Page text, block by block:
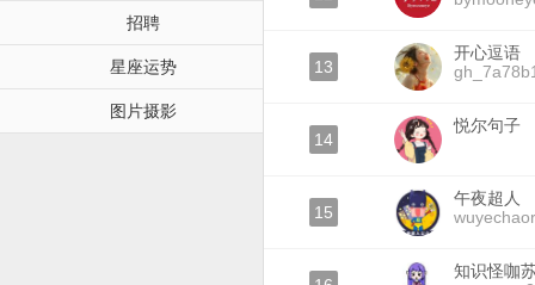
招聘
星座运势
图片摄影
13
开心逗语
14
悦尔句子
15
午夜超人
知识怪咖